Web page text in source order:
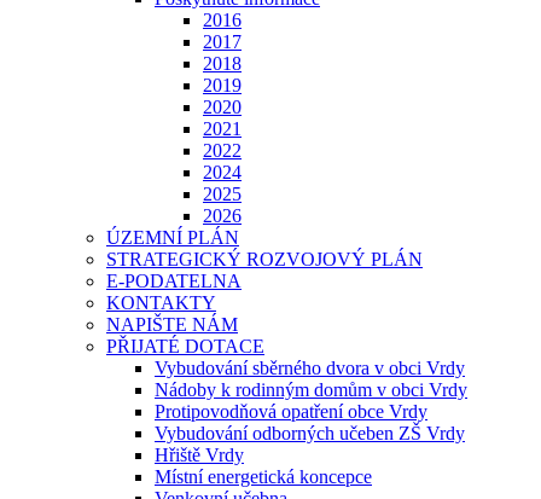
2016
2017
2018
2019
2020
2021
2022
2024
2025
2026
ÚZEMNÍ PLÁN
STRATEGICKÝ ROZVOJOVÝ PLÁN
E-PODATELNA
KONTAKTY
NAPIŠTE NÁM
PŘIJATÉ DOTACE
Vybudování sběrného dvora v obci Vrdy
Nádoby k rodinným domům v obci Vrdy
Protipovodňová opatření obce Vrdy
Vybudování odborných učeben ZŠ Vrdy
Hřiště Vrdy
Místní energetická koncepce